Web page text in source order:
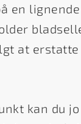
en
at
kan du